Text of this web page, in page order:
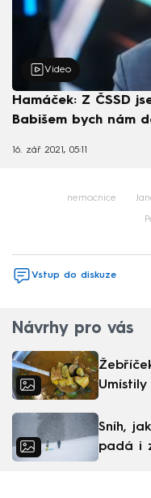
Video
Hamáček: Z ČSSD
Babišem bych nám
16. zář 2021, 05:11
nemocnice
Vstup do diskuze
Návrhy pro vás
Sníh,
padá i